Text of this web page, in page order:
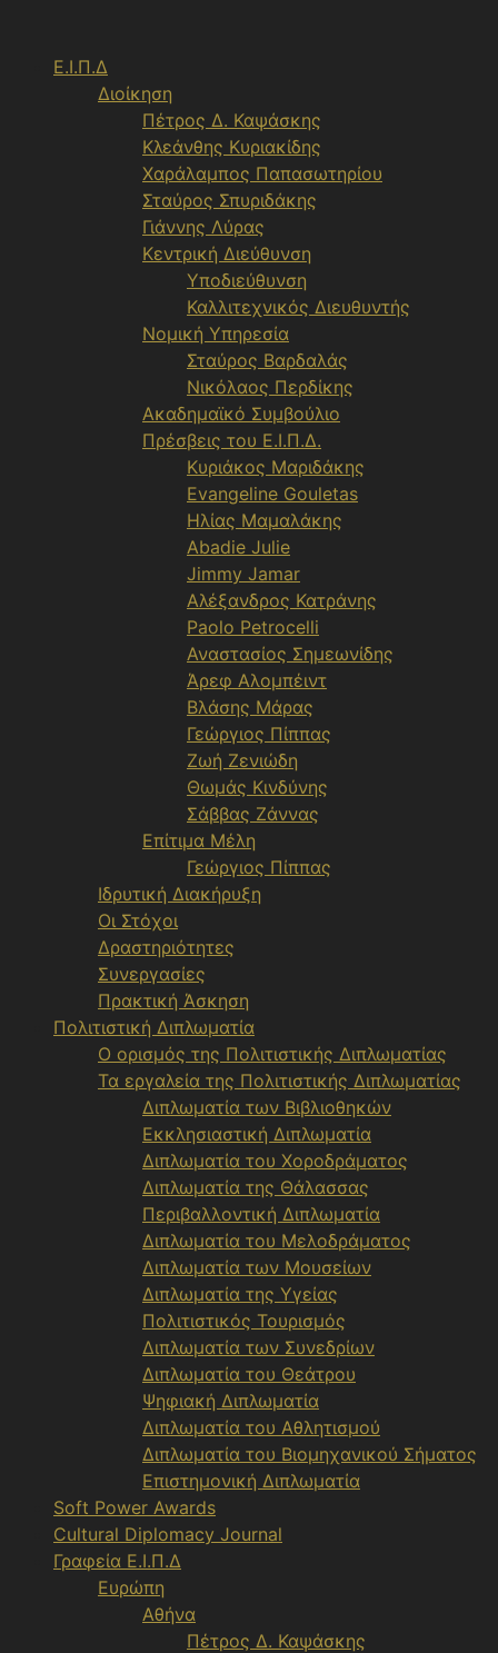
περιεχόμενο
Ε.Ι.Π.Δ
Διοίκηση
Πέτρος Δ. Καψάσκης
Κλεάνθης Κυριακίδης
Χαράλαμπος Παπασωτηρίου
Σταύρος Σπυριδάκης
Γιάννης Λύρας
Κεντρική Διεύθυνση
Υποδιεύθυνση
Καλλιτεχνικός Διευθυντής
Νομική Υπηρεσία
Σταύρος Βαρδαλάς
Νικόλαος Περδίκης
Ακαδημαϊκό Συμβούλιο
Πρέσβεις του Ε.Ι.Π.Δ.
Κυριάκος Μαριδάκης
Evangeline Gouletas
Ηλίας Μαμαλάκης
Abadie Julie
Jimmy Jamar
Αλέξανδρος Κατράνης
Paolo Petrocelli
Αναστασίος Σημεωνίδης
Άρεφ Αλομπέιντ
Βλάσης Μάρας
Γεώργιος Πίππας
Ζωή Ζενιώδη
Θωμάς Κινδύνης
Σάββας Ζάννας
Επίτιμα Μέλη
Γεώργιος Πίππας
Ιδρυτική Διακήρυξη
Οι Στόχοι
Δραστηριότητες
Συνεργασίες
Πρακτική Άσκηση
Πολιτιστική Διπλωματία
Ο ορισμός της Πολιτιστικής Διπλωματίας
Τα εργαλεία της Πολιτιστικής Διπλωματίας
Διπλωματία των Βιβλιοθηκών
Εκκλησιαστική Διπλωματία
Διπλωματία του Χοροδράματος
Διπλωματία της Θάλασσας
Περιβαλλοντική Διπλωματία
Διπλωματία του Μελοδράματος
Διπλωματία των Μουσείων
Διπλωματία της Υγείας
Πολιτιστικός Τουρισμός
Διπλωματία των Συνεδρίων
Διπλωματία του Θεάτρου
Ψηφιακή Διπλωματία
Διπλωματία του Αθλητισμού
Διπλωματία του Βιομηχανικού Σήματος
Επιστημονική Διπλωματία
Soft Power Awards
Cultural Diplomacy Journal
Γραφεία Ε.Ι.Π.Δ
Ευρώπη
Αθήνα
Πέτρος Δ. Καψάσκης